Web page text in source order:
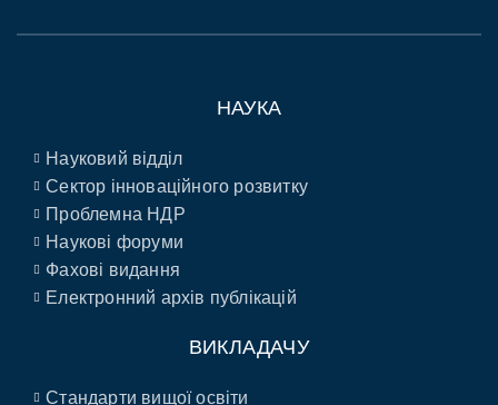
НАУКА
Науковий відділ
Сектор інноваційного розвитку
Проблемна НДР
Наукові форуми
Фахові видання
Електронний архів публікацій
ВИКЛАДАЧУ
Стандарти вищої освіти